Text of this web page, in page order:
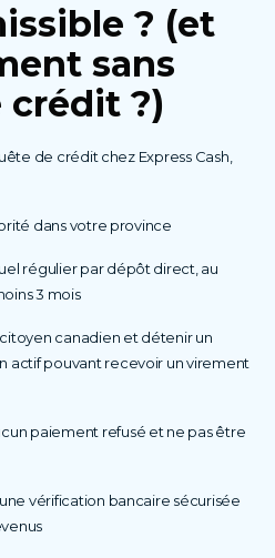
? (et
sans
crédit ?)
de crédit chez Express Cash,
dans votre province
régulier par dépôt direct, au
3 mois
canadien et détenir un
actif pouvant recevoir un virement
paiement refusé et ne pas être
vérification bancaire sécurisée